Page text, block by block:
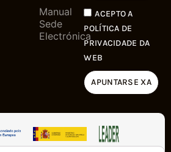
Manual
Sede
Electrónica
ACEPTO A
POLÍTICA DE
PRIVACIDADE DA
WEB
APUNTARSE XA